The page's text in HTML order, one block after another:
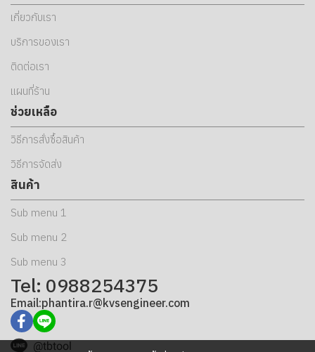
เกี่ยวกับเรา
บริการของเรา
ติดต่อเรา
แผนที่ร้าน
ช่วยเหลือ
วิธีการสั่งซื้อสินค้า
วิธีการจัดส่ง
สินค้า
Sub menu 1
Sub menu 2
Sub menu 3
Tel: 0988254375
Email:phantira.r@kvsengineer.com
@tbtool